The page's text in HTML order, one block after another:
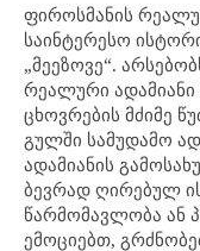
ფიროსმანის
საინტერესო
„მეეზოვე“.
რეალური
ცხოვრების მძიმე
გულში სამუდამო
ადამიანის
ბევრად ღირებულ
წარმომავლობა ან
ემოციებთ,